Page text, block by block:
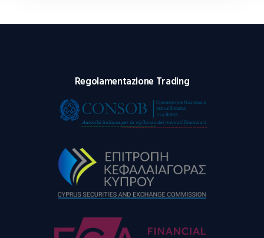
Regolamentazione Trading